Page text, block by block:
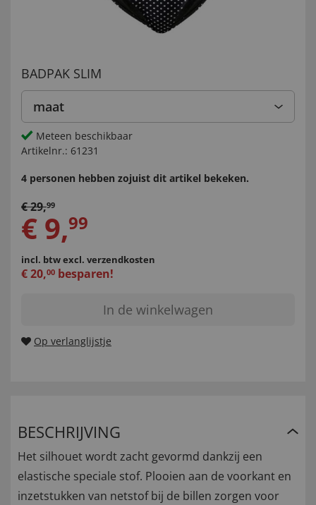
BADPAK SLIM
maat
Meteen beschikbaar
Artikelnr.: 61231
4 personen hebben zojuist dit artikel bekeken.
€29,99
€ 9,99
incl. btwexcl. verzendkosten
€20,00 besparen!
In de winkelwagen
Op verlanglijstje
BESCHRIJVING
Het silhouet wordt zacht gevormd dankzij een
elastische speciale stof. Plooien aan de voorkant en
inzetstukken van netstof bij de billen zorgen voor